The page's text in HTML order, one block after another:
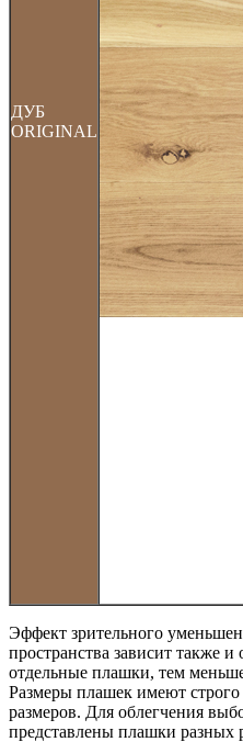
ДУБ
ORIGINAL
Эффект зрительного
пространства зависит также
отдельные плашки, тем
Размеры плашек имеют
размеров. Для облегчения
представлены плашки разных